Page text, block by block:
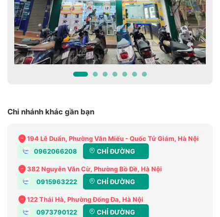
Chi nhánh khác gần bạn
194 Lê Duẩn, Phường Văn Miếu - Quốc Tử Giám, Hà Nội
0962066208
CHỈ ĐƯỜNG
382 Nguyễn Văn Cừ, Phường Bồ Đề, Hà Nội
0915963222
CHỈ ĐƯỜNG
122 Thái Hà, Phường Đống Đa, Hà Nội
0973790122
CHỈ ĐƯỜNG